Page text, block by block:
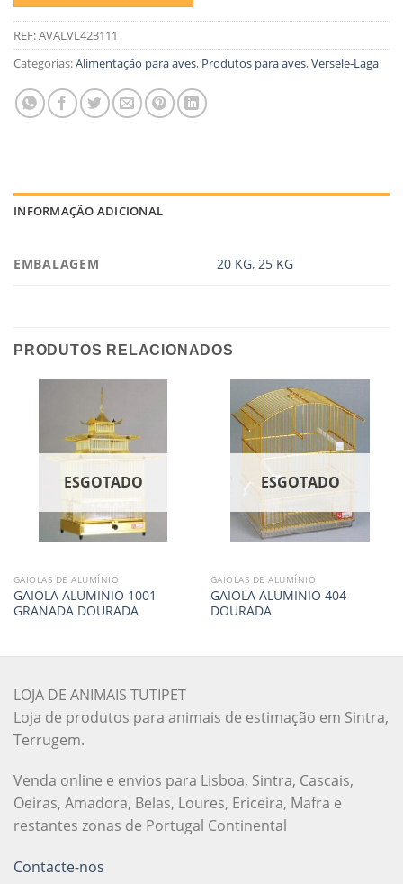
REF:AVALVL423111
Categorias:Alimentação para aves, Produtos para aves,Versele-Laga
INFORMAÇÃO ADICIONAL
EMBALAGEM 20 KG,25 KG
PRODUTOS RELACIONADOS
ESGOTADO
GAIOLAS DE ALUMÍNIO
GAIOLA ALUMINIO 1001
GRANADA DOURADA
ESGOTADO
GAIOLAS DE ALUMÍNIO
GAIOLA ALUMINIO 404
DOURADA
LOJA DE ANIMAIS TUTIPET
Loja de produtos para animais de estimação em Sintra,
Terrugem.
Venda online e envios para Lisboa, Sintra, Cascais,
Oeiras, Amadora, Belas, Loures, Ericeira, Mafra e
restantes zonas de Portugal Continental
Contacte-nos